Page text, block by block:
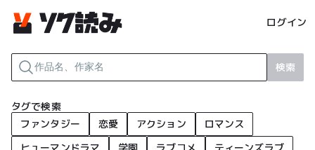
ログイン
検索
タグで検索
ファンタジー
恋愛 アクション
ロマンス